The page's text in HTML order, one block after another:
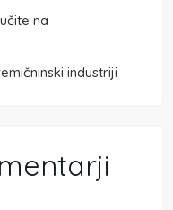
na
industriji